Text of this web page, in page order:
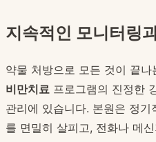
지속적인 모니터링
약물 처방으로 모든 것이 끝나
비만치료 프로그램의 진정한
관리에 있습니다. 본원은 정
를 면밀히 살피고, 전화나 메